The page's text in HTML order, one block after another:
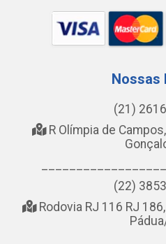
Nossas
(21)
R Olímpia de
(22)
Rodovia RJ 116 RJ